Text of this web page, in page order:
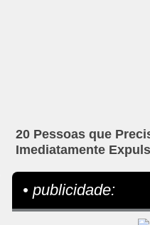
20 Pessoas que
Imediatamente
• publicidade: